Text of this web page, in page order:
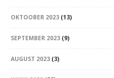
OKTOOBER 2023 (13)
SEPTEMBER 2023 (9)
AUGUST 2023 (3)